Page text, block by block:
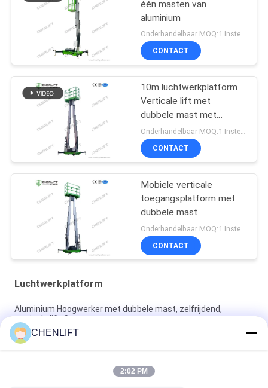
één masten van
aluminium
Onderhandelbaar MOQ:1 Instellen
CONTACT
10m luchtwerkplatform
Verticale lift met
dubbele mast met
verlengplatform
Onderhandelbaar MOQ:1 Instellen
CONTACT
Mobiele verticale
toegangsplatform met
dubbele mast
CONTACT
Luchtwerkplatform
Aluminium Hoogwerker met dubbele mast, zelfrijdend,
verticale lift, 9 meter
10 meter hoog luchtwerkplatform met dubbele masten
Hydraulische verticale lifttafel
Aluminium Type Hoogwerker met Hefhoogte 14m
CHENLIFT
2:02 PM